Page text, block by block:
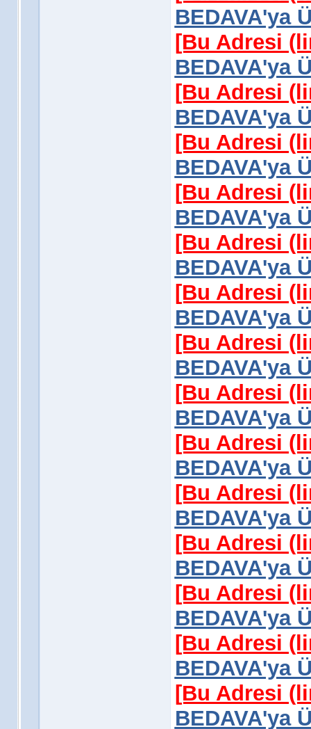
BEDAVA'ya
[Bu Adresi
BEDAVA'ya
[Bu Adresi
BEDAVA'ya
[Bu Adresi
BEDAVA'ya
[Bu Adresi
BEDAVA'ya
[Bu Adresi
BEDAVA'ya
[Bu Adresi
BEDAVA'ya
[Bu Adresi
BEDAVA'ya
[Bu Adresi
BEDAVA'ya
[Bu Adresi
BEDAVA'ya
[Bu Adresi
BEDAVA'ya
[Bu Adresi
BEDAVA'ya
[Bu Adresi
BEDAVA'ya
[Bu Adresi
BEDAVA'ya
[Bu Adresi
BEDAVA'ya